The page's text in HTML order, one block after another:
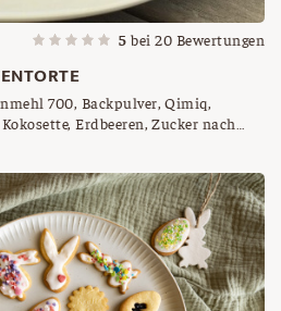
5 bei20 Bewertungen
700, Backpulver, Qimiq,
Erdbeeren, Zucker nach